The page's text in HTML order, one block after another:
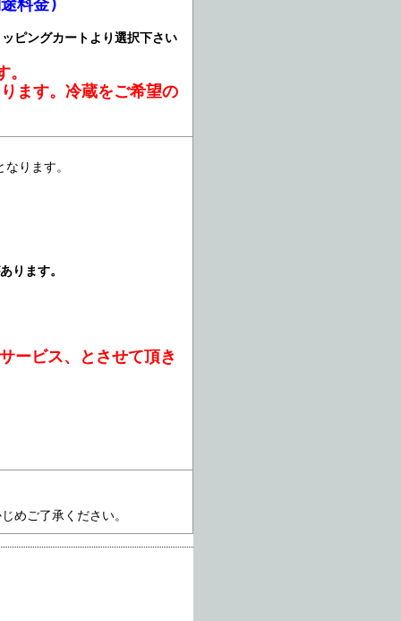
料金)
ピングカートより選択下さい
ます。冷蔵をご希望の
ります。
ります。
ービス、とさせて頂き
めご了承ください。